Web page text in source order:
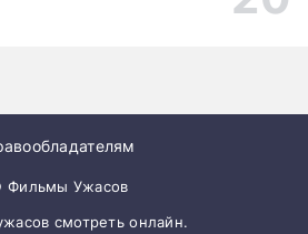
Фильмы Ужасов
смотреть онлайн.